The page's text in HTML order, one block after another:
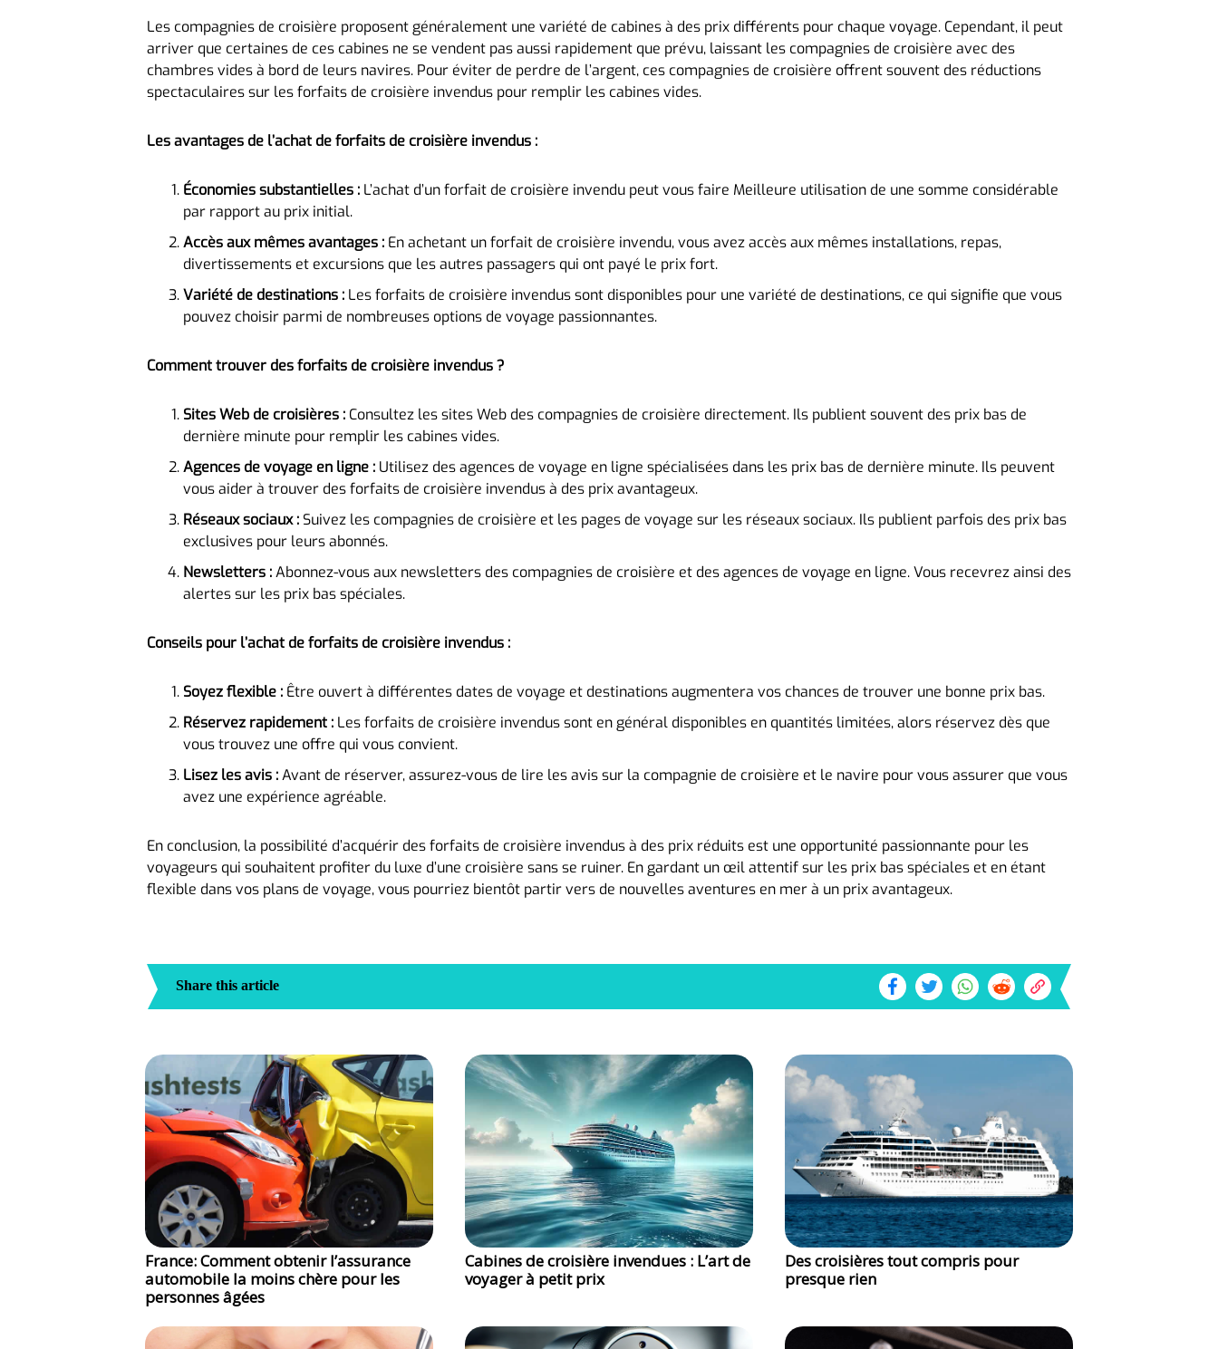
Les compagnies de croisière proposent généralement une variété de cabines à des prix différents pour chaque voyage. Cependant, il peut
arriver que certaines de ces cabines ne se vendent pas aussi rapidement que prévu, laissant les compagnies de croisière avec des
chambres vides à bord de leurs navires. Pour éviter de perdre de l’argent, ces compagnies de croisière offrent souvent des réductions
spectaculaires sur les forfaits de croisière invendus pour remplir les cabines vides.
Les avantages de l’achat de forfaits de croisière invendus :
Économies substantielles : L’achat d’un forfait de croisière invendu peut vous faire Meilleure utilisation de une somme considérable
par rapport au prix initial.
Accès aux mêmes avantages : En achetant un forfait de croisière invendu, vous avez accès aux mêmes installations, repas,
divertissements et excursions que les autres passagers qui ont payé le prix fort.
Variété de destinations : Les forfaits de croisière invendus sont disponibles pour une variété de destinations, ce qui signifie que vous
pouvez choisir parmi de nombreuses options de voyage passionnantes.
Comment trouver des forfaits de croisière invendus ?
Sites Web de croisières : Consultez les sites Web des compagnies de croisière directement. Ils publient souvent des prix bas de
dernière minute pour remplir les cabines vides.
Agences de voyage en ligne : Utilisez des agences de voyage en ligne spécialisées dans les prix bas de dernière minute. Ils peuvent
vous aider à trouver des forfaits de croisière invendus à des prix avantageux.
Réseaux sociaux : Suivez les compagnies de croisière et les pages de voyage sur les réseaux sociaux. Ils publient parfois des prix bas
exclusives pour leurs abonnés.
Newsletters :Abonnez-vous aux newsletters des compagnies de croisière et des agences de voyage en ligne. Vous recevrez ainsi des
alertes sur les prix bas spéciales.
Conseils pour l’achat de forfaits de croisière invendus :
Soyez flexible : Être ouvert à différentes dates de voyage et destinations augmentera vos chances de trouver une bonne prix bas.
Réservez rapidement : Les forfaits de croisière invendus sont en général disponibles en quantités limitées, alors réservez dès que
vous trouvez une offre qui vous convient.
Lisez les avis :Avant de réserver, assurez-vous de lire les avis sur la compagnie de croisière et le navire pour vous assurer que vous
avez une expérience agréable.
En conclusion, la possibilité d’acquérir des forfaits de croisière invendus à des prix réduits est une opportunité passionnante pour les
voyageurs qui souhaitent profiter du luxe d’une croisière sans se ruiner. En gardant un œil attentif sur les prix bas spéciales et en étant
flexible dans vos plans de voyage, vous pourriez bientôt partir vers de nouvelles aventures en mer à un prix avantageux.
Share this article
France: Comment obtenir l’assurance
automobile la moins chère pour les
personnes âgées
Cabines de croisière invendues : L’art de
voyager à petit prix
Des croisières tout compris pour
presque rien